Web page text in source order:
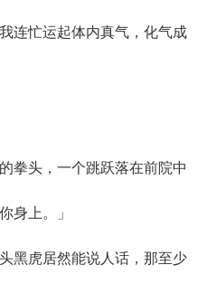
忙运起体内真气，化气成
头，一个跳跃落在前院中
身上。」
虎居然能说人话，那至少